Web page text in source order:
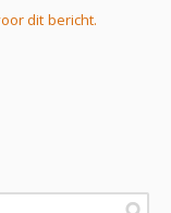
dit bericht.